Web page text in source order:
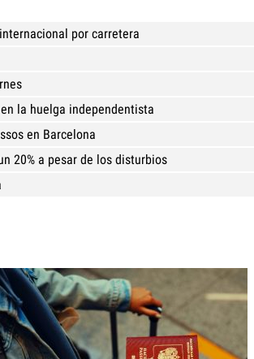
por carretera
la huelga independentista
en Barcelona
20% a pesar de los disturbios